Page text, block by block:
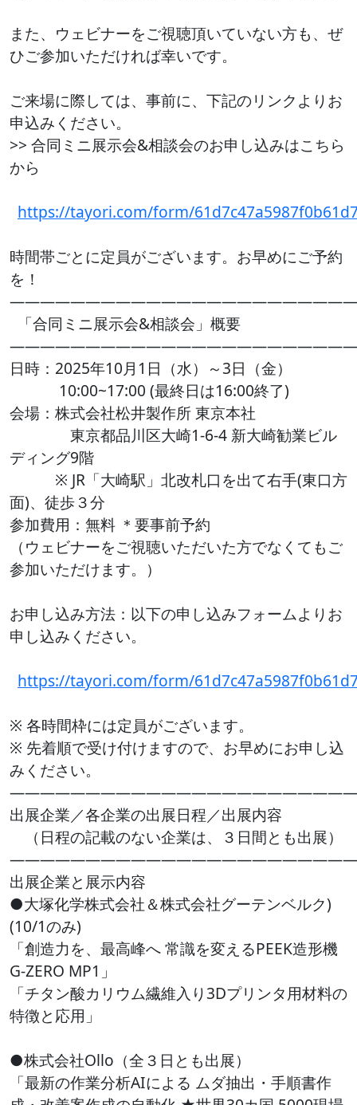
また、ウェビナーをご視聴頂いていない方も、ぜ
ひご参加いただければ幸いです。
ご来場に際しては、事前に、下記のリンクよりお
申込みください。
>> 合同ミニ展示会&相談会のお申し込みはこちら
から
https://tayori.com/form/
時間帯ごとに定員がございます。お早めにご予約
を！
「合同ミニ展示会&相談会」概要
日時：2025年10月1日（水）～3日（金）
10:00~17:00 (最終日は16:00終了)
会場：株式会社松井製作所 東京本社
東京都品川区大崎1-6-4 新大崎勧業ビル
ディング9階
※ JR「大崎駅」北改札口を出て右手(東口方
面)、徒歩３分
参加費用：無料 ＊要事前予約
（ウェビナーをご視聴いただいた方でなくてもご
参加いただけます。）
お申し込み方法：以下の申し込みフォームよりお
申し込みください。
https://tayori.com/form/
※ 各時間枠には定員がございます。
※ 先着順で受け付けますので、お早めにお申し込
みください。
出展企業／各企業の出展日程／出展内容
（日程の記載のない企業は、３日間とも出展）
出展企業と展示内容
●大塚化学株式会社＆株式会社グーテンベルク)
(10/1のみ)
「創造力を、最高峰へ 常識を変えるPEEK造形機
G-ZERO MP1」
「チタン酸カリウム繊維入り3Dプリンタ用材料の
特徴と応用」
●株式会社Ollo（全３日とも出展）
「最新の作業分析AIによる ムダ抽出・手順書作